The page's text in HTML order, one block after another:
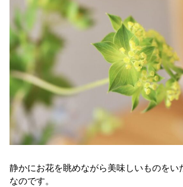
静かにお花を眺めながら美味しいものをい
なのです。